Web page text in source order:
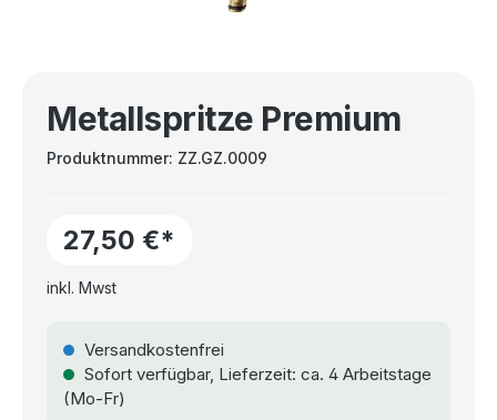
Metallspritze Premium
Produktnummer: ZZ.GZ.0009
27,50 €*
inkl. Mwst
Versandkostenfrei
Sofort verfügbar, Lieferzeit: ca. 4 Arbeitstage
(Mo-Fr)